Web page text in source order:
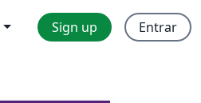
Sign up Entrar